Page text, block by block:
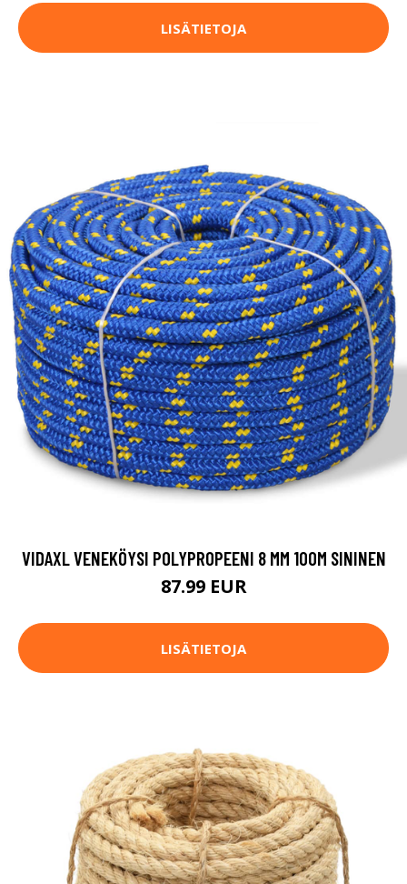
LISÄTIETOJA
VIDAXL VENEKÖYSI POLYPROPEENI 8 MM 100M SININEN
87.99 EUR
LISÄTIETOJA